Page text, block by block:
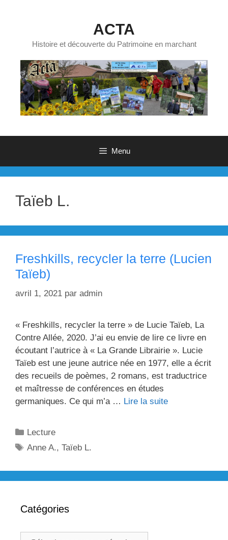
ACTA
Histoire et découverte du Patrimoine en marchant
Menu
Taïeb L.
Freshkills, recycler la terre (Lucien
Taïeb)
avril 1, 2021 par admin
« Freshkills, recycler la terre » de Lucie Taïeb, La
Contre Allée, 2020. J’ai eu envie de lire ce livre en
écoutant l’autrice à « La Grande Librairie ». Lucie
Taïeb est une jeune autrice née en 1977, elle a écrit
des recueils de poèmes, 2 romans, est traductrice
et maîtresse de conférences en études
germaniques. Ce qui m’a … Lire la suite
Catégories
Lecture
Étiquettes
Anne A.,Taïeb L.
Catégories
Catégories